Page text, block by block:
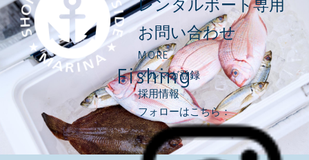
レンタルボート専用
お問い合わせ
MORE
メルマガ登録
採用情報
フォローはこちら：
Fishing